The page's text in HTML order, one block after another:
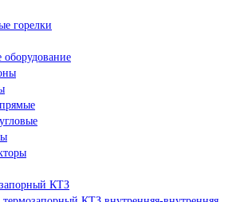
горелки
оборудование
КТЗ